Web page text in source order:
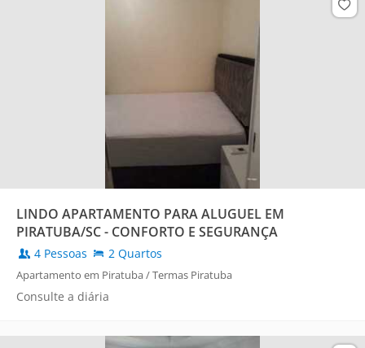
LINDO APARTAMENTO PARA ALUGUEL EM
PIRATUBA/SC - CONFORTO E SEGURANÇA
4 Pessoas 2 Quartos
Apartamento em Piratuba / Termas Piratuba
Consulte a diária